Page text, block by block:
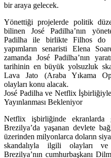
bir araya gelecek.
Yönettiği projelerde politik
bilinen José Padilha’nın
Padilha ile birlikte Filhos do
yapımların senaristi Elena
zamanda José Padilha’nın
tarihinin en büyük yolsuzluk
Lava Jato (Araba Yıkama
olayları konu alacak.
José Padilha ve Netflix
Yayınlanması Bekleniyor
Netflix işbirliğinde ekranlarda
Brezilya’da yaşanan devlete
üzerinden milyonlarca doların
skandalıyla ilgili olayları ve
Brezilya’nın cumhurbaşkanı